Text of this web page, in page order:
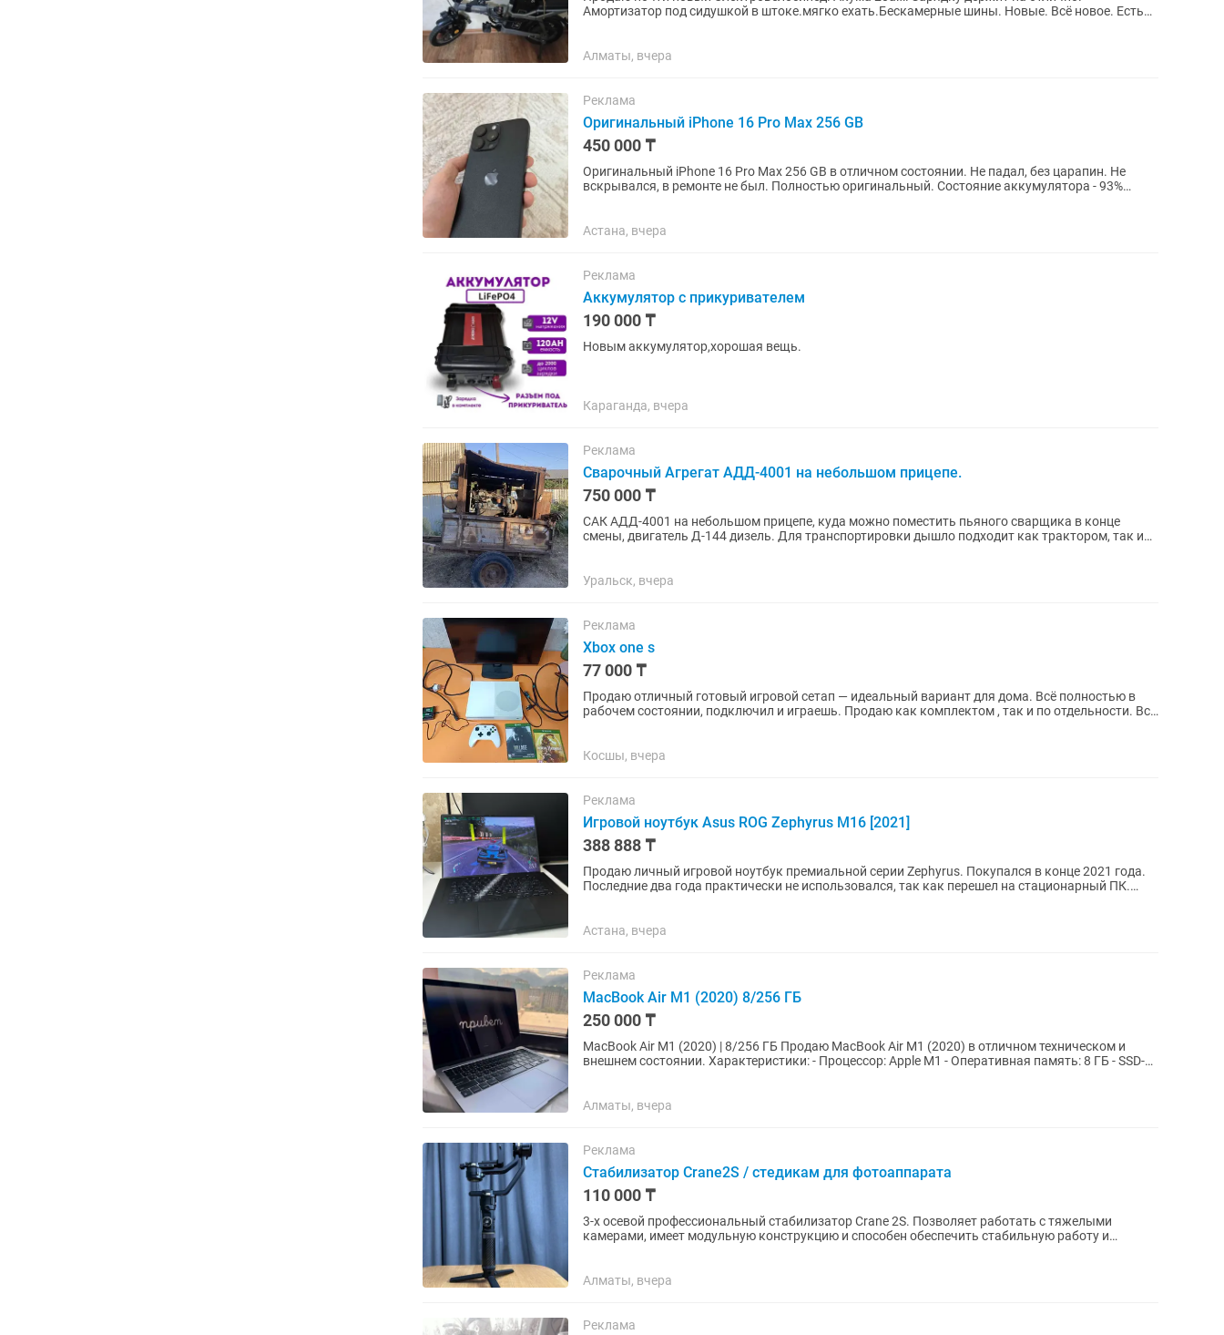
Амортизатор под сидушкой в штоке.мягко ехать.Бескамерные шины. Новые. Всë новое. Есть
Алматы, вчера
Реклама
Оригинальный iPhone 16 Pro Max 256 GB
450 000 ₸
Оригинальный iPhone 16 Pro Max 256 GB в отличном состоянии. Не падал, без царапин. Не
вскрывался, в ремонте не был. Полностью оригинальный. Состояние аккумулятора - 93%
Астана, вчера
Реклама
Аккумулятор с прикуривателем
190 000 ₸
Новым аккумулятор,хорошая вещь.
Караганда, вчера
Реклама
Сварочный Агрегат АДД-4001 на небольшом прицепе.
750 000 ₸
САК АДД-4001 на небольшом прицепе, куда можно поместить пьяного сварщика в конце
смены, двигатель Д-144 дизель. Для транспортировки дышло подходит как трактором, так и
Уральск, вчера
Реклама
Xbox one s
77 000 ₸
Продаю отличный готовый игровой сетап — идеальный вариант для дома. Всё полностью в
рабочем состоянии, подключил и играешь. Продаю как комплектом , так и по отдельности. Все
Косшы, вчера
Реклама
Игровой ноутбук Asus ROG Zephyrus M16 [2021]
388 888 ₸
Продаю личный игровой ноутбук премиальной серии Zephyrus. Покупался в конце 2021 года.
Последние два года практически не использовался, так как перешел на стационарный ПК.
Астана, вчера
Реклама
MacBook Air M1 (2020) 8/256 ГБ
250 000 ₸
MacBook Air M1 (2020) | 8/256 ГБ Продаю MacBook Air M1 (2020) в отличном техническом и
внешнем состоянии. Характеристики: - Процессор: Apple M1 - Оперативная память: 8 ГБ - SSD-
Алматы, вчера
Реклама
Стабилизатор Crane2S / стедикам для фотоаппарата
110 000 ₸
3-х осевой профессиональный стабилизатор Crane 2S. Позволяет работать с тяжелыми
камерами, имеет модульную конструкцию и способен обеспечить стабильную работу и
Алматы, вчера
Реклама